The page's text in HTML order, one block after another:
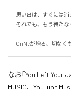
思い出は、すぐには消
それでも、もう待たな
OnNeが贈る、切なく
なお「You Left Your
MUSIC、 YouTube